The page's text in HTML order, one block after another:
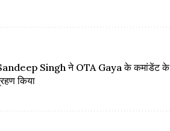
Singh ने OTA Gaya के कमांडेंट के
किया